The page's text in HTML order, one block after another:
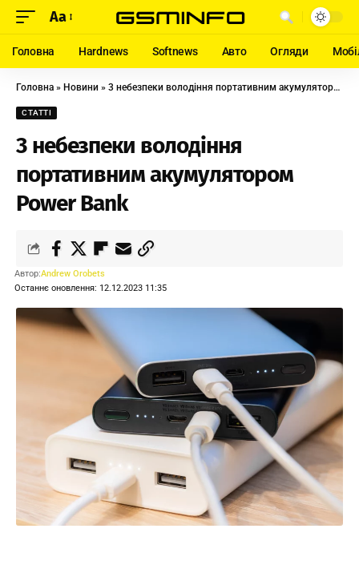
Aa
Головна Hardnews Softnews Авто Огляди
Головна » Новини » 3 небезпеки володіння портативним акумулятором Power Bank
СТАТТІ
3 небезпеки володіння
портативним акумулятором
Power Bank
Останнє оновлення: 12.12.2023 11:35
Автор:Andrew Orobets